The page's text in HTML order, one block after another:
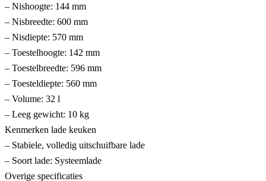
– Nishoogte: 144 mm
– Nisbreedte: 600 mm
– Nisdiepte: 570 mm
– Toestelhoogte: 142 mm
– Toestelbreedte: 596 mm
– Toesteldiepte: 560 mm
– Volume: 32 l
– Leeg gewicht: 10 kg
Kenmerken lade keuken
– Stabiele, volledig uitschuifbare lade
– Soort lade: Systeemlade
Overige specificaties